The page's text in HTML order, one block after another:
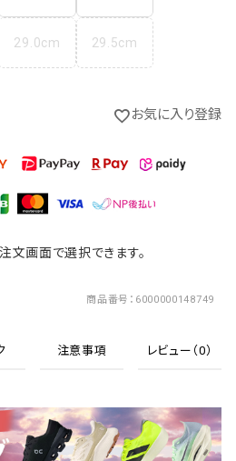
29.0cm 29.5cm
お気に入り登録
文画面で選択できます。
商品番号 6000000148749
注意事項 レビュー（0）